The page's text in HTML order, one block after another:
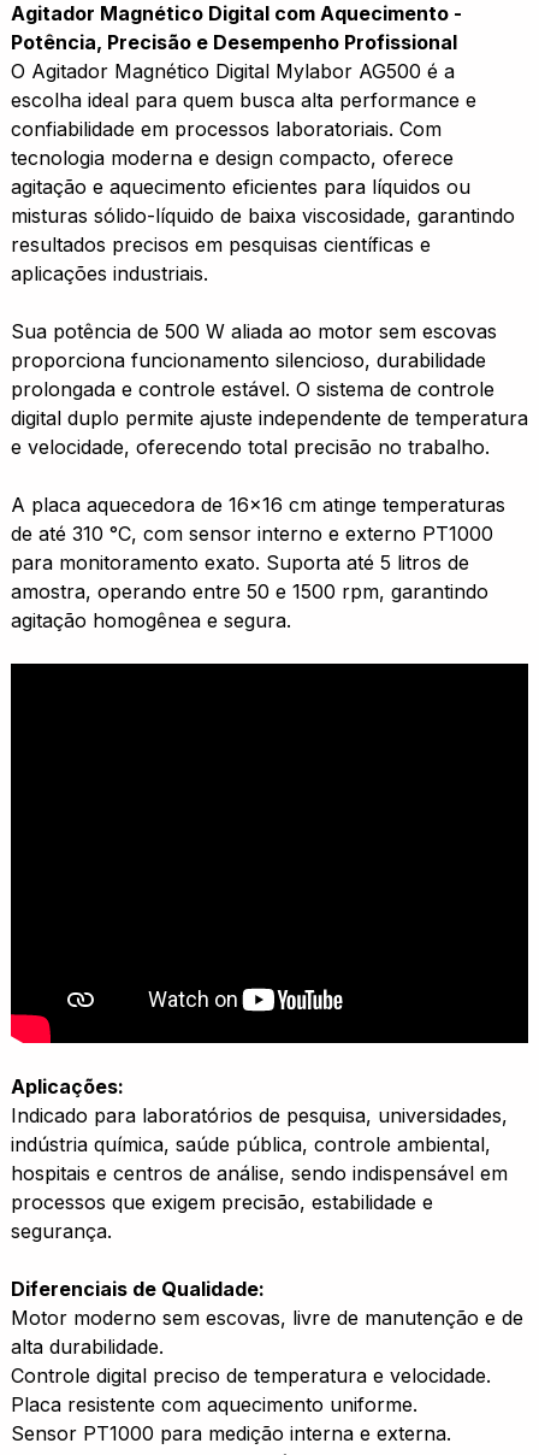
Agitador Magnético Digital com Aquecimento -
Potência, Precisão e Desempenho Profissional
O Agitador Magnético Digital Mylabor AG500 é a
escolha ideal para quem busca alta performance e
confiabilidade em processos laboratoriais. Com
tecnologia moderna e design compacto, oferece
agitação e aquecimento eficientes para líquidos ou
misturas sólido-líquido de baixa viscosidade, garantindo
resultados precisos em pesquisas científicas e
aplicações industriais.
Sua potência de 500 W aliada ao motor sem escovas
proporciona funcionamento silencioso, durabilidade
prolongada e controle estável. O sistema de controle
digital duplo permite ajuste independente de temperatura
e velocidade, oferecendo total precisão no trabalho.
A placa aquecedora de 16x16 cm atinge temperaturas
de até 310 °C, com sensor interno e externo PT1000
para monitoramento exato. Suporta até 5 litros de
amostra, operando entre 50 e 1500 rpm, garantindo
agitação homogênea e segura.
Aplicações:
Indicado para laboratórios de pesquisa, universidades,
indústria química, saúde pública, controle ambiental,
hospitais e centros de análise, sendo indispensável em
processos que exigem precisão, estabilidade e
segurança.
Diferenciais de Qualidade:
Motor moderno sem escovas, livre de manutenção e de
alta durabilidade.
Controle digital preciso de temperatura e velocidade.
Placa resistente com aquecimento uniforme.
Sensor PT1000 para medição interna e externa.